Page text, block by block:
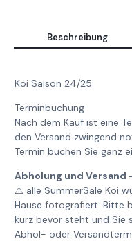
Beschreibung
Koi Saison 24/25
Terminbuchung
Nach dem Kauf ist eine
den Versand zwingend
Termin buchen Sie ganz
Abholung und Versand
⚠️ alle SummerSale Koi
Hause fotografiert. Bitte
kurz bevor steht und Sie
Abhol- oder